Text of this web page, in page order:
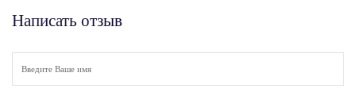
Написать отзыв